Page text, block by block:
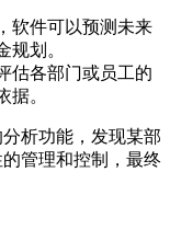
软件可以预测未来
规划。
估各部门或员工的
据。
析功能，发现某部
管理和控制，最终